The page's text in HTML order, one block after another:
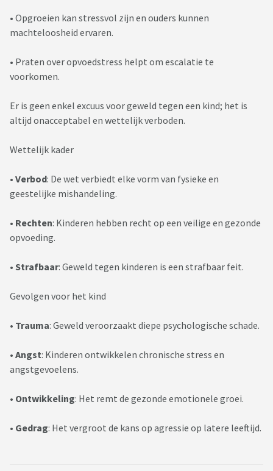
• Opgroeien kan stressvol zijn en ouders kunnen
machteloosheid ervaren.
• Praten over opvoedstress helpt om escalatie te
voorkomen.
Er is geen enkel excuus voor geweld tegen een kind; het is
altijd onacceptabel en wettelijk verboden.
Wettelijk kader
• Verbod: De wet verbiedt elke vorm van fysieke en
geestelijke mishandeling.
• Rechten: Kinderen hebben recht op een veilige en gezonde
opvoeding.
• Strafbaar: Geweld tegen kinderen is een strafbaar feit.
Gevolgen voor het kind
• Trauma: Geweld veroorzaakt diepe psychologische schade.
• Angst: Kinderen ontwikkelen chronische stress en
angstgevoelens.
• Ontwikkeling: Het remt de gezonde emotionele groei.
• Gedrag: Het vergroot de kans op agressie op latere leeftijd.